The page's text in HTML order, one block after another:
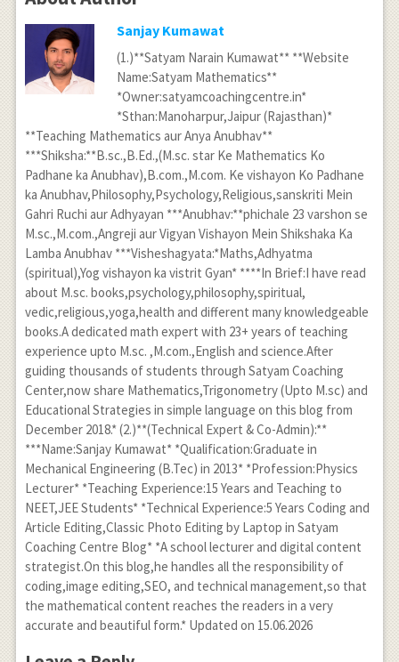
Sanjay Kumawat
(1.)**Satyam Narain Kumawat** **Website
Name:Satyam Mathematics**
*Owner:satyamcoachingcentre.in*
*Sthan:Manoharpur,Jaipur (Rajasthan)*
**Teaching Mathematics aur Anya Anubhav**
***Shiksha:**B.sc.,B.Ed.,(M.sc. star Ke Mathematics Ko
Padhane ka Anubhav),B.com.,M.com. Ke vishayon Ko Padhane
ka Anubhav,Philosophy,Psychology,Religious,sanskriti Mein
Gahri Ruchi aur Adhyayan ***Anubhav:**phichale 23 varshon se
M.sc.,M.com.,Angreji aur Vigyan Vishayon Mein Shikshaka Ka
Lamba Anubhav ***Visheshagyata:*Maths,Adhyatma
(spiritual),Yog vishayon ka vistrit Gyan* ****In Brief:I have read
about M.sc. books,psychology,philosophy,spiritual,
vedic,religious,yoga,health and different many knowledgeable
books.A dedicated math expert with 23+ years of teaching
experience upto M.sc. ,M.com.,English and science.After
guiding thousands of students through Satyam Coaching
Center,now share Mathematics,Trigonometry (Upto M.sc) and
Educational Strategies in simple language on this blog from
December 2018.* (2.)**(Technical Expert & Co-Admin):**
***Name:Sanjay Kumawat* *Qualification:Graduate in
Mechanical Engineering (B.Tec) in 2013* *Profession:Physics
Lecturer* *Teaching Experience:15 Years and Teaching to
NEET,JEE Students* *Technical Experience:5 Years Coding and
Article Editing,Classic Photo Editing by Laptop in Satyam
Coaching Centre Blog* *A school lecturer and digital content
strategist.On this blog,he handles all the responsibility of
coding,image editing,SEO, and technical management,so that
the mathematical content reaches the readers in a very
accurate and beautiful form.* Updated on 15.06.2026